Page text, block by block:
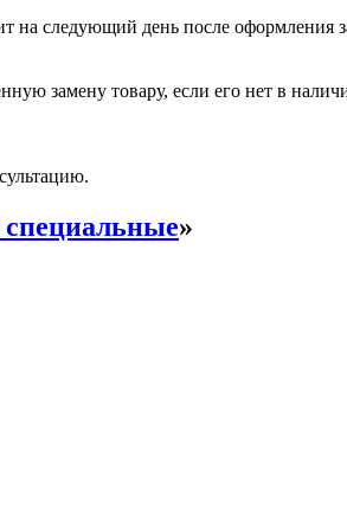
на следующий день после оформления
замену товару, если его нет в
»